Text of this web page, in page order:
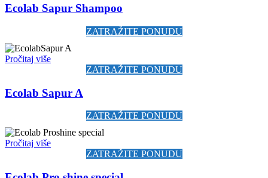
Ecolab Sapur Shampoo
ZATRAŽITE PONUDU
Pročitaj više
ZATRAŽITE PONUDU
Ecolab Sapur A
ZATRAŽITE PONUDU
Pročitaj više
ZATRAŽITE PONUDU